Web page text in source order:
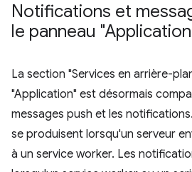
Notifications et
le panneau
La section "Services en arrière-
"Application" est désormais
messages push et les
se produisent lorsqu'un serveur
à un service worker. Les